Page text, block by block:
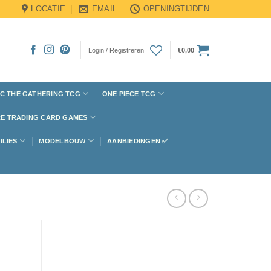
LOCATIE EMAIL OPENINGTIJDEN
Login / Registreren €0,00
THE GATHERING TCG ONE PIECE TCG
TRADING CARD GAMES
MODELBOUW AANBIEDINGEN ✅